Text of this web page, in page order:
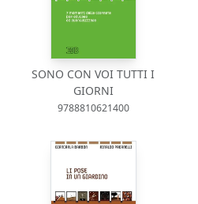
SONO CON VOI TUTTI I
GIORNI
9788810621400